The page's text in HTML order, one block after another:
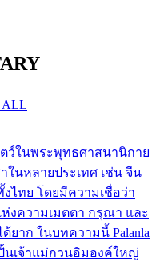
ALL
ว์ในพระพุทธศาสนานิกาย
นหลายประเทศ เช่น จีน
ไทย โดยมีความเชื่อว่า
งความเมตตา กรุณา และ
ยาก ในบทความนี้ Palanla
นเจ้าแม่กวนอิมองค์ใหญ่